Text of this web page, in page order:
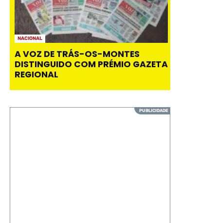
NACIONAL
A VOZ DE TRÁS-OS-MONTES
DISTINGUIDO COM PRÉMIO GAZETA
REGIONAL